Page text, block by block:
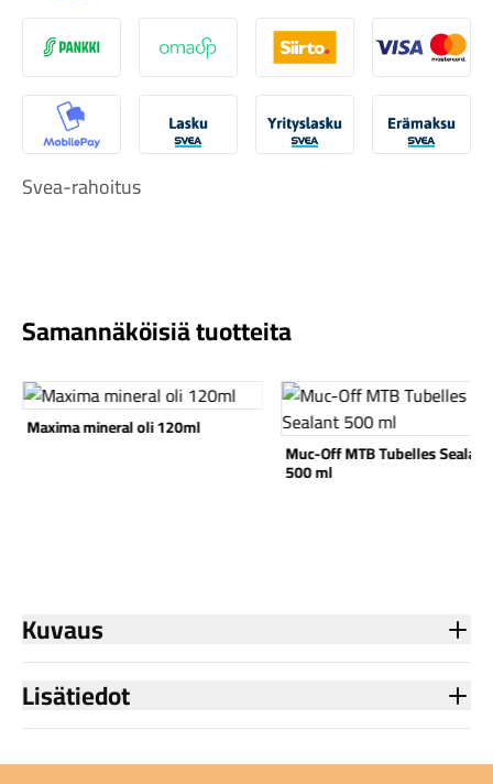
Katso koko valikoima
S-Pankki Omasp Siirto Visa &
MobilePay Svea Lasku Svea yrityslaskuSvea
Svea-rahoitus
Samannäköisiä tuotteita
Katso tuote
Maxima mineral oli 120ml
Katso tuote
Muc-Off MTB Tubelles Sealant
500 ml
Kuvaus
Lisätiedot